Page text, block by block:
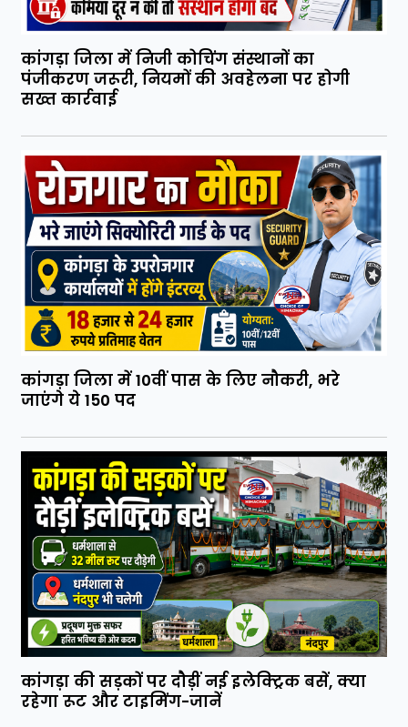
कांगड़ा जिला में निजी कोचिंग संस्थानों का
पंजीकरण जरूरी, नियमों की अवहेलना पर होगी
सख्त कार्रवाई
कांगड़ा जिला में 10वीं पास के लिए नौकरी, भरे
जाएंगे ये 150 पद
कांगड़ा की सड़कों पर दौड़ीं नई इलेक्ट्रिक बसें, क्या
रहेगा रूट और टाइमिंग-जानें